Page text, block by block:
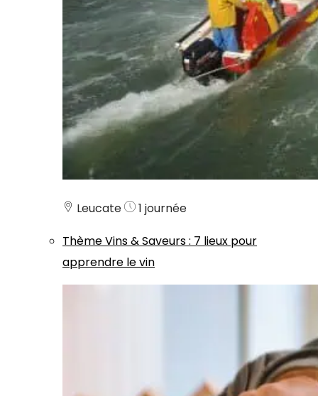
Leucate
1 journée
ThèmeVins & Saveurs: 7 lieux pour
apprendre le vin